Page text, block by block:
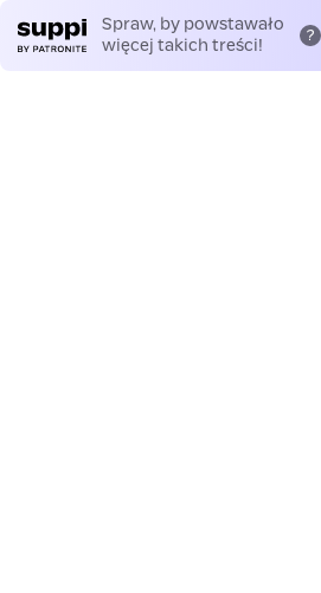
Spraw, by powstawało
więcej takich treści!
?